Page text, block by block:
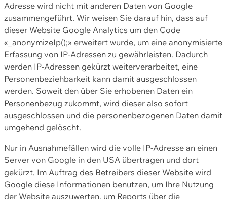
Adresse wird nicht mit anderen Daten von Google
zusammengeführt. Wir weisen Sie darauf hin, dass auf
dieser Website Google Analytics um den Code
«_anonymizeIp();» erweitert wurde, um eine anonymisierte
Erfassung von IP-Adressen zu gewährleisten. Dadurch
werden IP-Adressen gekürzt weiterverarbeitet, eine
Personenbeziehbarkeit kann damit ausgeschlossen
werden. Soweit den über Sie erhobenen Daten ein
Personenbezug zukommt, wird dieser also sofort
ausgeschlossen und die personenbezogenen Daten damit
umgehend gelöscht.
Nur in Ausnahmefällen wird die volle IP-Adresse an einen
Server von Google in den USA übertragen und dort
gekürzt. Im Auftrag des Betreibers dieser Website wird
Google diese Informationen benutzen, um Ihre Nutzung
der Website auszuwerten, um Reports über die